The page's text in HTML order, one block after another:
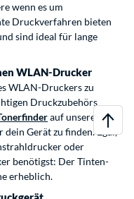
wenn es um
Druckverfahren bieten
sind ideal für lange
WLAN-Drucker
WLAN-Druckers zu
Druckzubehörs
auf unserer
dein Gerät zu finden. Egal,
oder
benötigst: Der Tinten-
erheblich.